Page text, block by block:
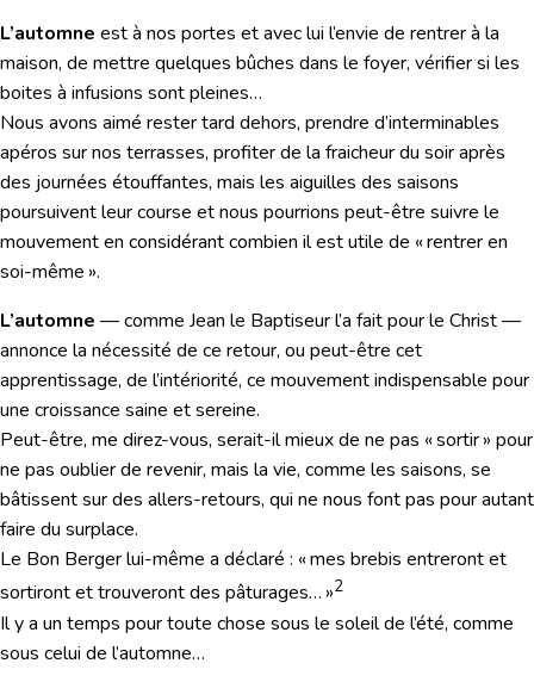
L’automne est à nos portes et avec lui l’envie de rentrer à la
maison, de mettre quelques bûches dans le foyer, vérifier si les
boites à infusions sont pleines…
Nous avons aimé rester tard dehors, prendre d’interminables
apéros sur nos terrasses, profiter de la fraicheur du soir après
des journées étouffantes, mais les aiguilles des saisons
poursuivent leur course et nous pourrions peut-être suivre le
mouvement en considérant combien il est utile de « rentrer en
soi-même ».
L’automne — comme Jean le Baptiseur l’a fait pour le Christ —
annonce la nécessité de ce retour, ou peut-être cet
apprentissage, de l’intériorité, ce mouvement indispensable pour
une croissance saine et sereine.
Peut-être, me direz-vous, serait-il mieux de ne pas « sortir » pour
ne pas oublier de revenir, mais la vie, comme les saisons, se
bâtissent sur des allers-retours, qui ne nous font pas pour autant
faire du surplace.
Le Bon Berger lui-même a déclaré : « mes brebis entreront et
sortiront et trouveront des pâturages… »2
Il y a un temps pour toute chose sous le soleil de l’été, comme
sous celui de l’automne…